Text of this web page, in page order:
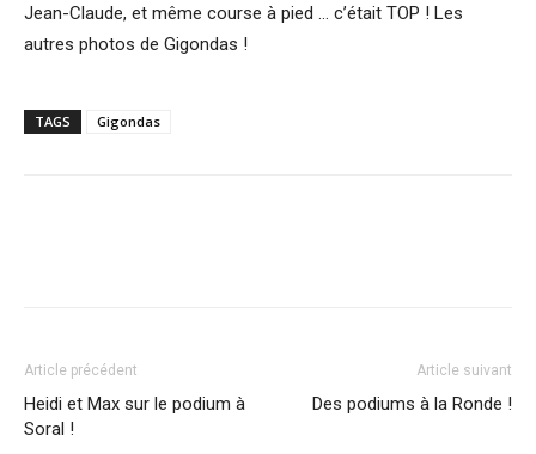
Jean-Claude, et même course à pied … c’était TOP ! Les
autres photos de Gigondas !
TAGS Gigondas
Article précédent
Heidi et Max sur le podium à
Soral !
Article suivant
Des podiums à la Ronde !